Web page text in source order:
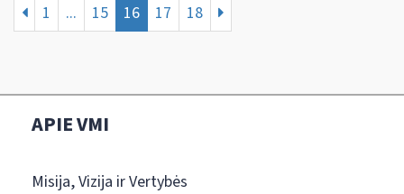
1 ... 15 16 17 18
APIE VMI
Misija, Vizija ir Vertybės